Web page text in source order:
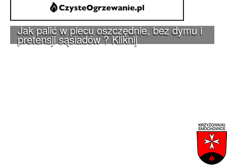
Jak palić w piecu oszczędnie, bez dymu i
pretensji sąsiadów ? Kliknij